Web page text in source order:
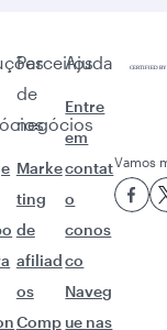
Parceiros
de
negócios
Marke
ting
de
afiliad
os
Comp
Ajuda
Entre
em
contat
o
conos
co
Naveg
ue nas
Vamos